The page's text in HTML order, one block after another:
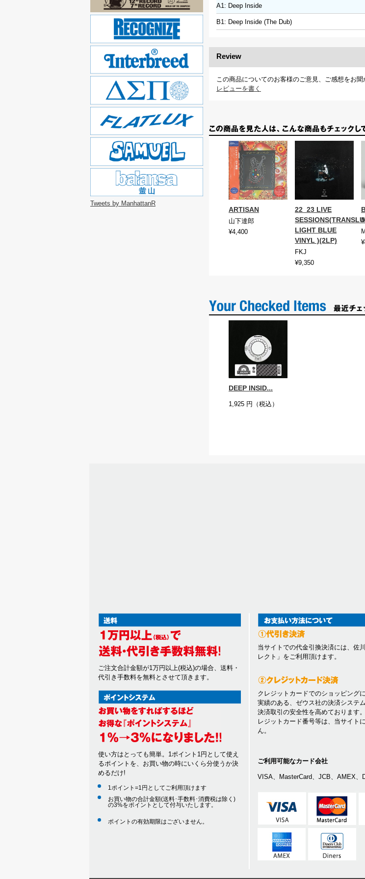
Tweets by ManhattanR
A1: Deep Inside
B1: Deep Inside (The Dub)
Review
この商品についてのお客様のご意見、ご感想をお聞
レビューを書く
ARTISAN
山下達郎
¥4,400
22_23 LIVE
LIGHT BLUE
VINYL )(2LP)
FKJ
¥9,350
DEEP INSID...
1,925 円（税込）
ご注文合計金額が1万円以上(税込)の場合、送料・
代引き手数料を無料とさせて頂きます。
使い方はとっても簡単。1ポイント1円として使え
るポイントを、お買い物の時にいくら分使うか決
めるだけ!
1ポイント=1円としてご利用頂けます
お買い物の合計金額(送料･手数料･消費税は除く)
の3%をポイントとして付与いたします。
ポイントの有効期限はございません。
当サイトでの代金引換決済には、佐
レクト」をご利用頂けます。
クレジットカードでのショッピング
実績のある、ゼウス社の決済システム
決済取引の安全性を高めております
レジットカード番号等は、当サイト
ん。
ご利用可能なカード会社
VISA、MasterCard、JCB、AMEX、